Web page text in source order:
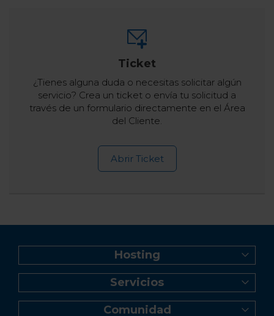
Ticket
¿Tienes alguna duda o necesitas solicitar algún
servicio? Crea un ticket o envía tu solicitud a
través de un formulario directamente en el Área
del Cliente.
Abrir Ticket
Hosting
Web Hosting
Creador de Sitios
Reseller Hosting
Servicios
Registro de dominio
Comunidad